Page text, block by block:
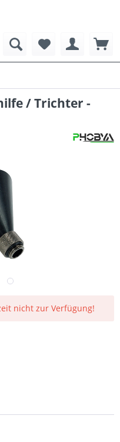
/ Trichter -
nicht zur Verfügung!